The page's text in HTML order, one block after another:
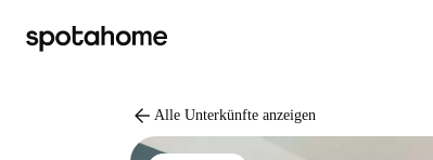
arrow_back Alle Unterkünfte anzeigen